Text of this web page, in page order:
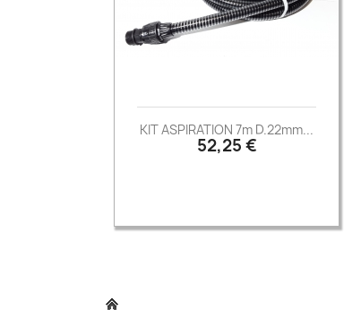
KIT ASPIRATION 7m D.22mm...
Prix
52,25 €
Aperçu rapide